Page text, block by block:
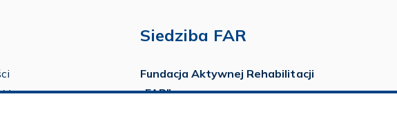
Siedziba FAR
Fundacja Aktywnej Rehabilitacji
„FAR”